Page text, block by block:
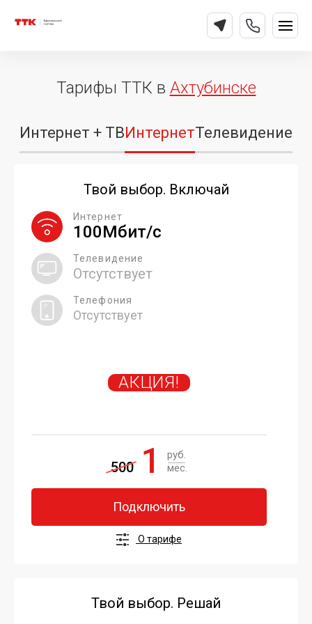
Тарифы ТТК в Ахтубинске
Интернет + ТВИнтернетТелевидение
Твой выбор. Включай
100Мбит/с
Интернет
Отсутствует
Телевидение
Отсутствует
Телефония
АКЦИЯ!
500 1
руб.
мес.
Подключить
О тарифе
Твой выбор. Решай